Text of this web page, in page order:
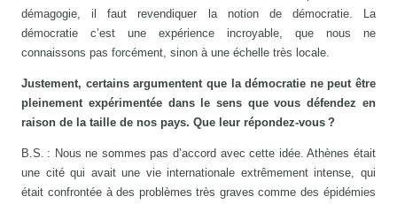
démagogie, il faut revendiquer la notion de démocratie. La
démocratie c’est une expérience incroyable, que nous ne
connaissons pas forcément, sinon à une échelle très locale.
Justement, certains argumentent que la démocratie ne peut être
pleinement expérimentée dans le sens que vous défendez en
raison de la taille de nos pays. Que leur répondez-vous ?
B.S. : Nous ne sommes pas d’accord avec cette idée. Athènes était
une cité qui avait une vie internationale extrêmement intense, qui
était confrontée à des problèmes très graves comme des épidémies